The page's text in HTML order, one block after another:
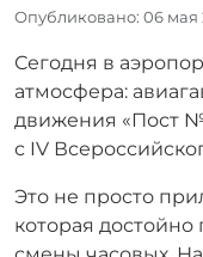
Информация о
Опубликовано: 06 мая
Сегодня в
атмосфера:
движения «Пост
с IV
Это не просто
которая достойно